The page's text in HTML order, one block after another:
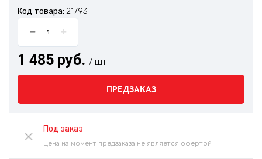
Код товара: 21793
1 485 руб. / шт
ПРЕДЗАКАЗ
Под заказ
Цена на момент предзаказа не является офертой